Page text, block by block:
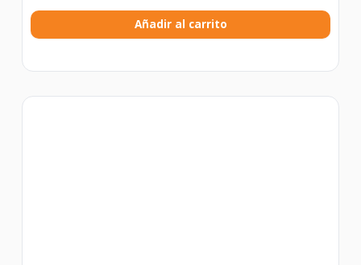
Añadir al carrito